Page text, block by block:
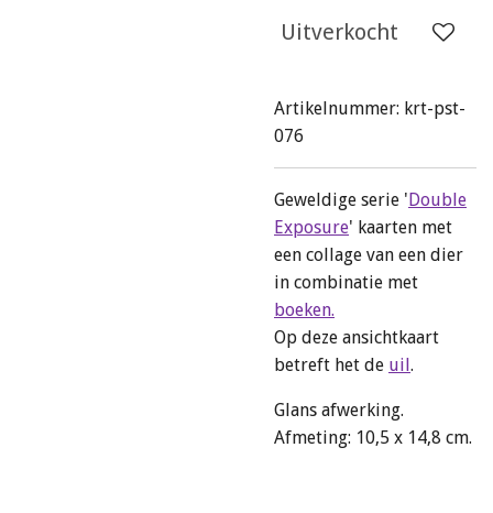
Uitverkocht
Artikelnummer: krt-pst-
076
Geweldige serie 'Double
Exposure' kaarten met
een collage van een dier
in combinatie met
boeken.
Op deze ansichtkaart
betreft het de uil.
Glans afwerking.
Afmeting: 10,5 x 14,8 cm.